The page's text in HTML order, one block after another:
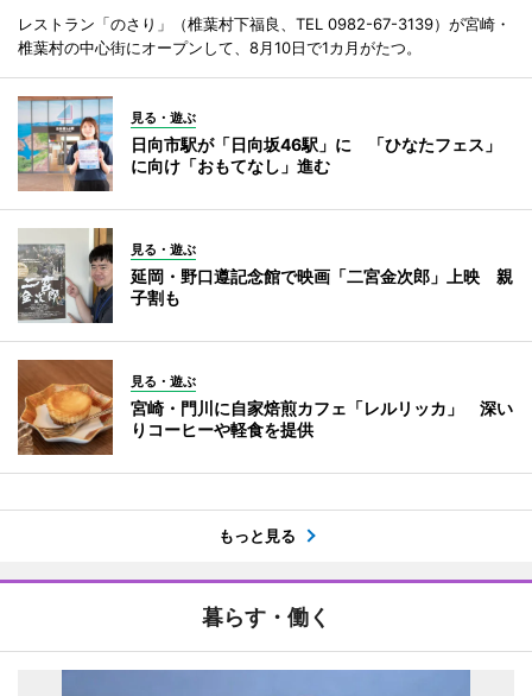
レストラン「のさり」（椎葉村下福良、TEL 0982-67-3139）が宮崎・
椎葉村の中心街にオープンして、8月10日で1カ月がたつ。
見る・遊ぶ
日向市駅が「日向坂46駅」に 「ひなたフェス」
に向け「おもてなし」進む
見る・遊ぶ
延岡・野口遵記念館で映画「二宮金次郎」上映 親
子割も
見る・遊ぶ
宮崎・門川に自家焙煎カフェ「レルリッカ」 深い
りコーヒーや軽食を提供
もっと見る
暮らす・働く